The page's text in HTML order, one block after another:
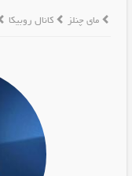
مای چنلز کانال روبیکا